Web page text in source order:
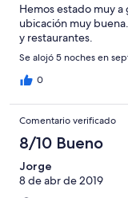
Hemos estado muy a
ubicación muy
y restaurantes.
Se alojó 5 noches en
0
Comentario verificado
8/10 Bueno
Jorge
8 de abr de 2019